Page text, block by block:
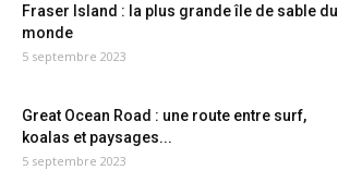
Fraser Island : la plus grande île de sable du
monde
5 septembre 2023
Great Ocean Road : une route entre surf,
koalas et paysages...
5 septembre 2023